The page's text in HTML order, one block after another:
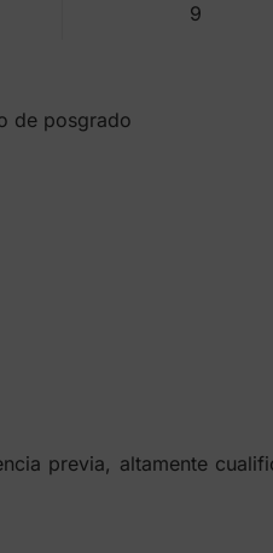
9
de posgrado
previa, altamente